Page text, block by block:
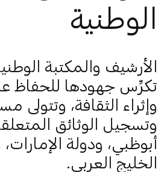
الوطنية
الأرشيف والمكتبة
تكرِّس جهودها للحفاظ
وإثراء الثقافة، وتتولى
وتسجيل الوثائق
أبوظبي، ودولة
الخليج العربي.